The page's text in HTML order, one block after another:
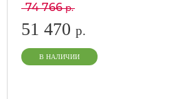
74 766р.
51 470 р.
В НАЛИЧИИ